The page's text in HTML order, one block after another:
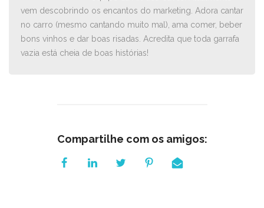
vem descobrindo os encantos do marketing. Adora cantar
no carro ­(mesmo cantando muito mal), ama comer, beber
bons vinhos e dar boas risadas. Acredita que toda garrafa
vazia está cheia de boas histórias!
Compartilhe com os amigos: